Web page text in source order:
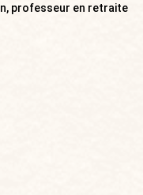
professeur en retraite